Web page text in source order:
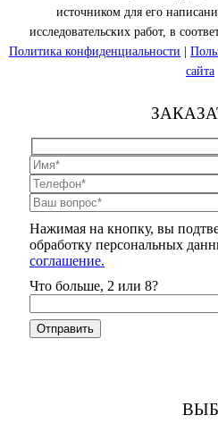
источником для его
исследовательских работ, в
Политика конфиденциальности
сайта
Нажимая на кнопку, вы
обработку персональных
соглашение.
Что больше, 2 или 8?